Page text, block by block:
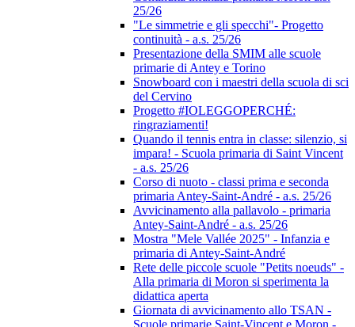
25/26
"Le simmetrie e gli specchi"- Progetto
continuità - a.s. 25/26
Presentazione della SMIM alle scuole
primarie di Antey e Torino
Snowboard con i maestri della scuola di sci
del Cervino
Progetto #IOLEGGOPERCHÉ:
ringraziamenti!
Quando il tennis entra in classe: silenzio, si
impara! - Scuola primaria di Saint Vincent
- a.s. 25/26
Corso di nuoto - classi prima e seconda
primaria Antey-Saint-André - a.s. 25/26
Avvicinamento alla pallavolo - primaria
Antey-Saint-André - a.s. 25/26
Mostra "Mele Vallée 2025" - Infanzia e
primaria di Antey-Saint-André
Rete delle piccole scuole "Petits noeuds" -
Alla primaria di Moron si sperimenta la
didattica aperta
Giornata di avvicinamento allo TSAN -